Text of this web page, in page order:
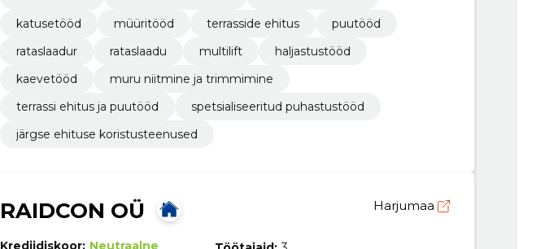
katusetööd
müüritööd terrasside ehitus
puutööd
rataslaadur
rataslaadu multilift
haljastustööd
kaevetööd
muru niitmine ja trimmimine
terrassi ehitus ja puutööd
spetsialiseeritud puhastustööd
järgse ehituse koristusteenused
RAIDCON OÜ Harjumaa
Krediidiskoor: Neutraalne